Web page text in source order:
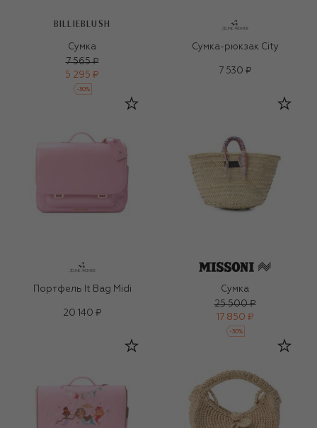
BILLIEBLUSH
Сумка
7 565 ₽
5 295 ₽
-30%
Сумка-рюкзак City
7 530 ₽
Портфель It Bag Midi
20 140 ₽
Сумка
25 500 ₽
17 850 ₽
-30%